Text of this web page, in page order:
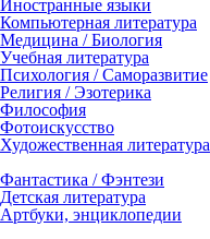
Иностранные языки
Компьютерная литература
Медицина / Биология
Учебная литература
Психология / Саморазвитие
Религия / Эзотерика
Философия
Фотоискусство
Художественная литература
Фантастика / Фэнтези
Детская литература
Артбуки, энциклопедии